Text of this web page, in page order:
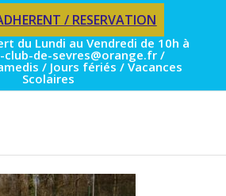
/ RESERVATION
du Lundi au Vendredi de 10h à
club-de-sevres@orange.fr /
/ Jours fériés / Vacances
Scolaires